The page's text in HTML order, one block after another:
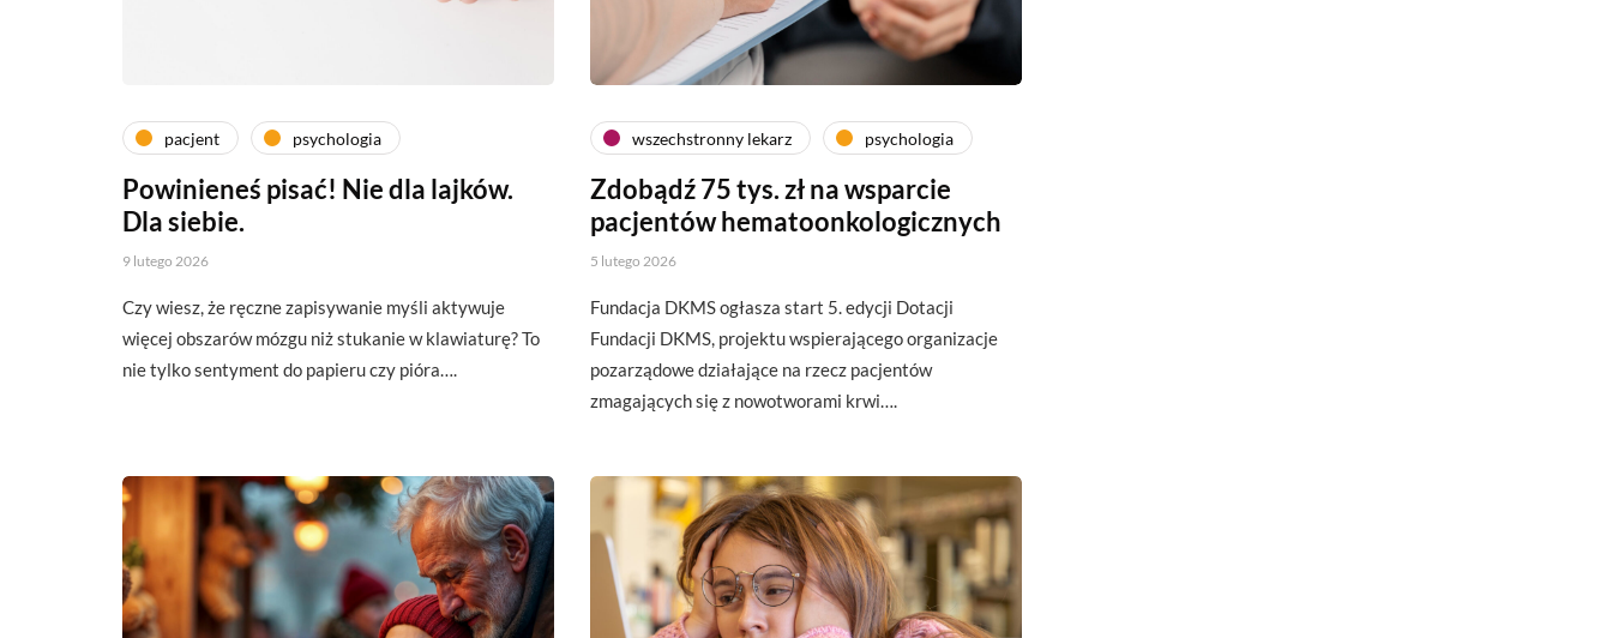
pacjent psychologia
Powinieneś pisać! Nie dla lajków.
Dla siebie.
9 lutego 2026
Czy wiesz, że ręczne zapisywanie myśli aktywuje
więcej obszarów mózgu niż stukanie w klawiaturę? To
nie tylko sentyment do papieru czy pióra….
wszechstronny lekarz psychologia
Zdobądź 75 tys. zł na wsparcie
pacjentów hematoonkologicznych
5 lutego 2026
Fundacja DKMS ogłasza start 5. edycji Dotacji
Fundacji DKMS, projektu wspierającego organizacje
pozarządowe działające na rzecz pacjentów
zmagających się z nowotworami krwi….